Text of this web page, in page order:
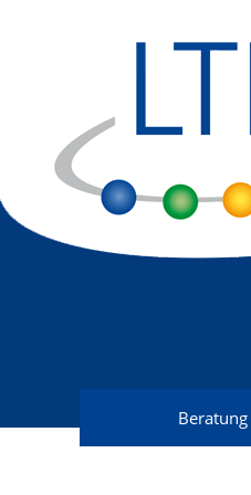
überspringenBeratung